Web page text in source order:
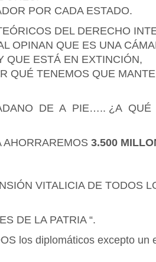
POR CADA ESTADO.
DEL DERECHO
OPINAN QUE ES UNA
QUE ESTÁ EN EXTINCIÓN,
QUÉ TENEMOS QUE
DE A PIE….. ¿A
AHORRAREMOS 3.500
VITALICIA DE TODOS
DE LA PATRIA “.
los diplomáticos excepto un